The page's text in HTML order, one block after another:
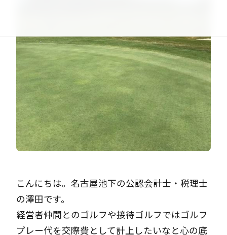
こんにちは。名古屋池下の公認会計士・税理士
の澤田です。
経営者仲間とのゴルフや接待ゴルフではゴルフ
プレー代を交際費として計上したいなと心の底